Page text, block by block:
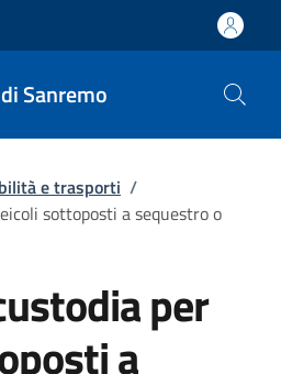
Sanremo
e trasporti /
sottoposti a sequestro o
per
a